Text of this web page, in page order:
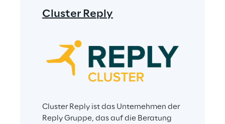
Cluster Reply
Cluster Reply ist das Unternehmen der
Reply Gruppe, das auf die Beratung